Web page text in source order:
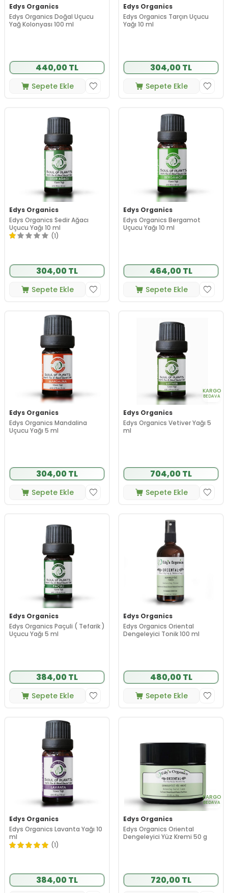
Edys Organics
Edys Organics Doğal Uçucu
Yağ Kolonyası 100 ml
440,00 TL
Sepete Ekle
Edys Organics
Edys Organics Tarçın Uçucu
Yağı 10 ml
304,00 TL
Sepete Ekle
Edys Organics
Edys Organics Sedir Ağacı
Uçucu Yağı 10 ml
(1)
304,00 TL
Sepete Ekle
Edys Organics
Edys Organics Bergamot
Uçucu Yağı 10 ml
464,00 TL
Sepete Ekle
Edys Organics
Edys Organics Mandalina
Uçucu Yağı 5 ml
304,00 TL
Sepete Ekle
KARGO
BEDAVA
Edys Organics
Edys Organics Vetiver Yağı 5
ml
704,00 TL
Sepete Ekle
Edys Organics
Edys Organics Paçuli ( Tefarik )
Uçucu Yağı 5 ml
384,00 TL
Sepete Ekle
Edys Organics
Edys Organics Oriental
Dengeleyici Tonik 100 ml
480,00 TL
Sepete Ekle
Edys Organics
Edys Organics Lavanta Yağı 10
ml
(1)
384,00 TL
KARGO
BEDAVA
Edys Organics
Edys Organics Oriental
Dengeleyici Yüz Kremi 50 g
720,00 TL